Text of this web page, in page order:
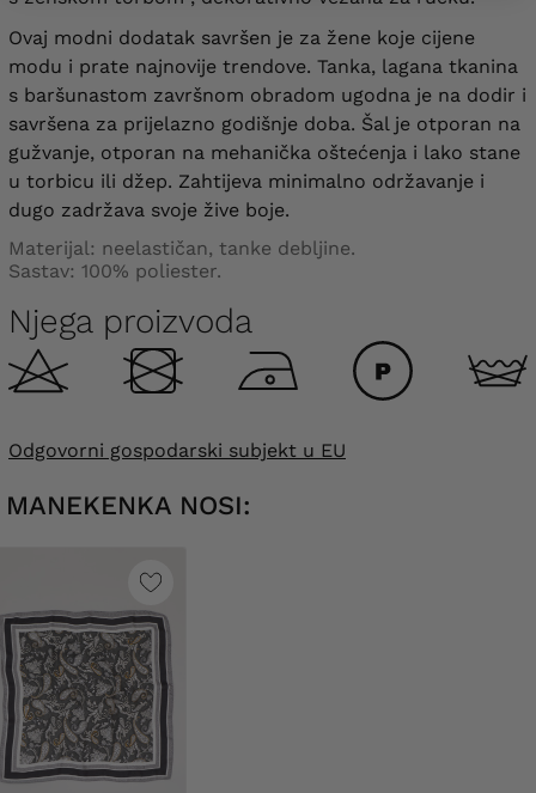
Ovaj modni dodatak savršen je za žene koje cijene
modu i prate najnovije trendove. Tanka, lagana tkanina
s baršunastom završnom obradom ugodna je na dodir i
savršena za prijelazno godišnje doba. Šal je otporan na
gužvanje, otporan na mehanička oštećenja i lako stane
u torbicu ili džep. Zahtijeva minimalno održavanje i
dugo zadržava svoje žive boje.
Materijal: neelastičan, tanke debljine.
Sastav: 100% poliester.
Njega proizvoda
Odgovorni gospodarski subjekt u EU
MANEKENKA NOSI: